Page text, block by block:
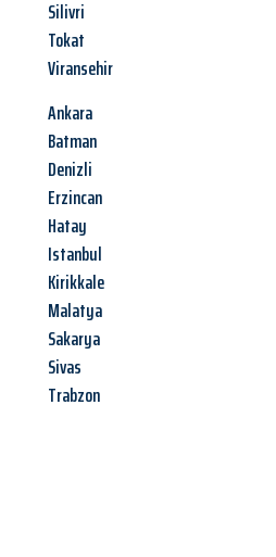
Silivri
Tokat
Viransehir
Ankara
Batman
Denizli
Erzincan
Hatay
Istanbul
Kirikkale
Malatya
Sakarya
Sivas
Trabzon